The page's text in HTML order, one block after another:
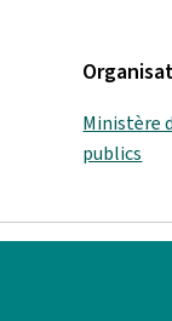
Ministère
publics